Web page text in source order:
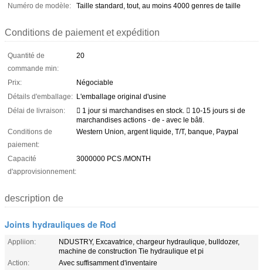
Numéro de modèle:
Taille standard, tout, au moins 4000 genres de taille
Conditions de paiement et expédition
Quantité de
commande min:
20
Prix:
Négociable
Détails d'emballage: L'emballage original d'usine
Délai de livraison:
 1 jour si marchandises en stock.  10-15 jours si de
marchandises actions - de - avec le bâti.
Conditions de
paiement:
Western Union, argent liquide, T/T, banque, Paypal
Capacité
d'approvisionnement:
3000000 PCS /MONTH
description de
Joints hydrauliques de Rod
Appliion:
NDUSTRY, Excavatrice, chargeur hydraulique, bulldozer,
machine de construction Tie hydraulique et pi
Action:
Avec suffisamment d'inventaire